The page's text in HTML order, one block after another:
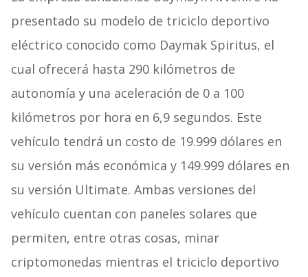
presentado su modelo de triciclo deportivo
eléctrico conocido como Daymak Spiritus, el
cual ofrecerá hasta 290 kilómetros de
autonomía y una aceleración de 0 a 100
kilómetros por hora en 6,9 segundos. Este
vehículo tendrá un costo de 19.999 dólares en
su versión más económica y 149.999 dólares en
su versión Ultimate. Ambas versiones del
vehículo cuentan con paneles solares que
permiten, entre otras cosas, minar
criptomonedas mientras el triciclo deportivo